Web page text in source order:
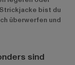
bist du
überwerfen und
sind